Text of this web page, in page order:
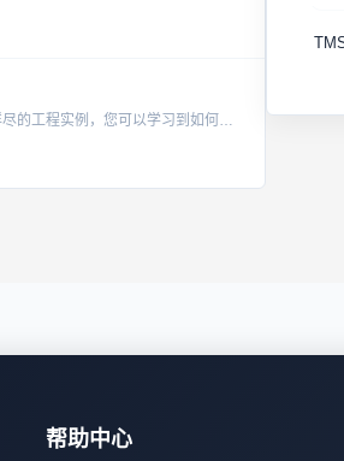
本资源提供了一套完整的FPGA四位比较器例程，适用于初学者及进阶开发者深入理解数字电路设计原理与实践。通过这份详尽的工程实例，您可以学习到如何利用VHDL或Verilog语言实现基本逻辑功能，并掌握F...
帮助中心